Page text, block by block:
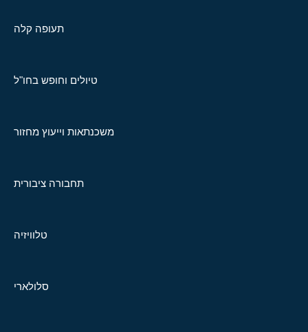
תעופה קלה
טיולים וחופש בחו"ל
משכנתאות וייעוץ מחזור
תחבורה ציבורית
טלוויזיה
סלולארי